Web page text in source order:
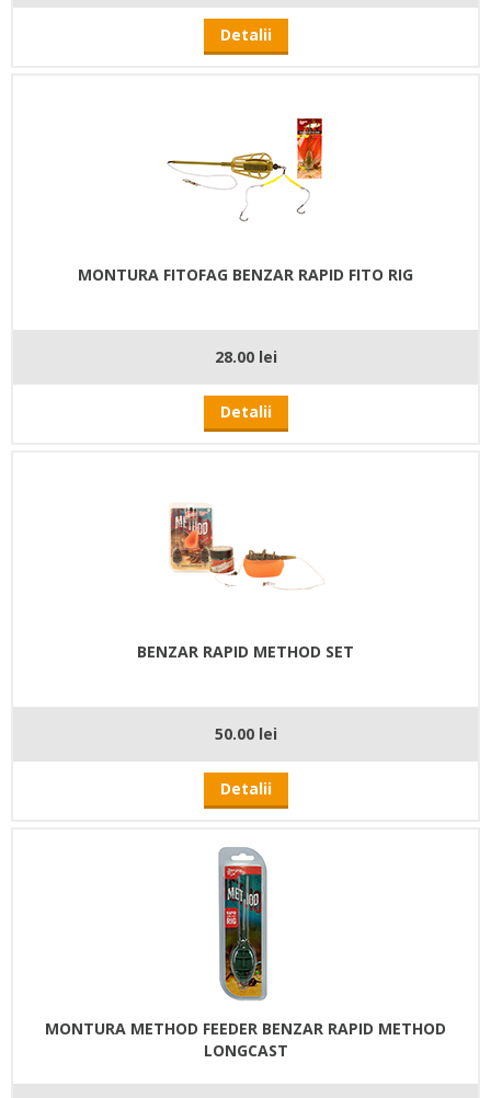
Detalii
MONTURA FITOFAG BENZAR RAPID FITO RIG
28.00 lei
Detalii
BENZAR RAPID METHOD SET
50.00 lei
Detalii
MONTURA METHOD FEEDER BENZAR RAPID METHOD
LONGCAST